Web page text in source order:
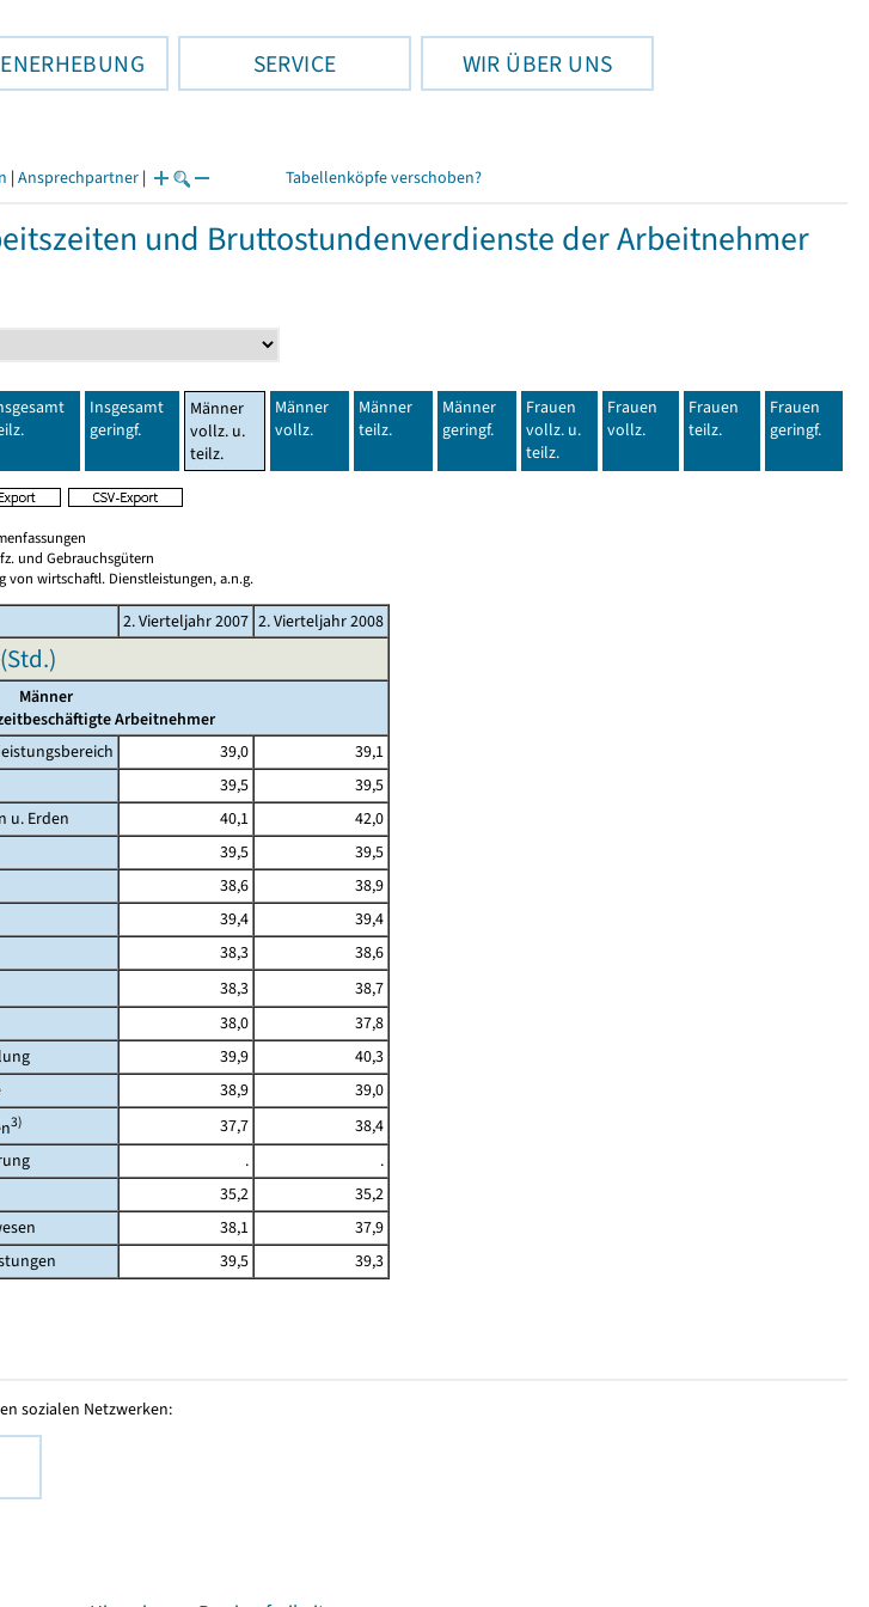
SERVICE WIR ÜBER UNS
| Ansprechpartner | Tabellenköpfe verschoben?
und Bruttostundenverdienste der Arbeitnehmer
Insgesamt
geringf.
Männer
vollz. u.
teilz.
Männer
vollz.
Männer
teilz.
Männer
geringf.
Frauen
vollz. u.
teilz.
Frauen
vollz.
Frauen
teilz.
Frauen
geringf.
und Gebrauchsgütern
von wirtschaftl. Dienstleistungen, a.n.g.
2. Vierteljahr 2007 2. Vierteljahr 2008
Männer
Arbeitnehmer
39,0
39,1
39,5
39,5
u. Erden
40,1
42,0
39,5
39,5
38,6
38,9
39,4
39,4
38,3
38,6
38,3
38,7
38,0
37,8
39,9
40,3
38,9
39,0
3) 37,7
38,4
.
.
35,2
35,2
38,1
37,9
39,5 39,3
sozialen Netzwerken: